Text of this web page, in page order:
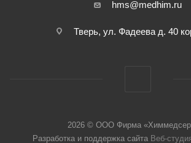
hms@medhim.ru
Тверь, ул. Фадеева д. 40
2026 © ООО Фирма
Разработка и поддержка сайта Веб-